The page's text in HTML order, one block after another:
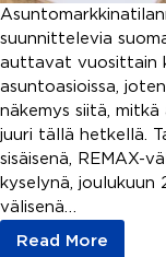
suunnittelevia
auttavat vuosittain
asuntoasioissa,
näkemys siitä,
juuri tällä hetkellä.
sisäisenä, REMAX-
kyselynä, joulukuun
välisenä…
Read More